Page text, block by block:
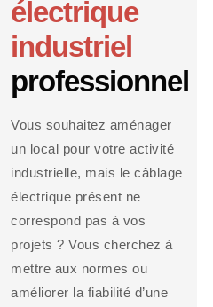
électrique
industriel
professionnel
Vous souhaitez aménager
un local pour votre activité
industrielle, mais le câblage
électrique présent ne
correspond pas à vos
projets ? Vous cherchez à
mettre aux normes ou
améliorer la fiabilité d’une